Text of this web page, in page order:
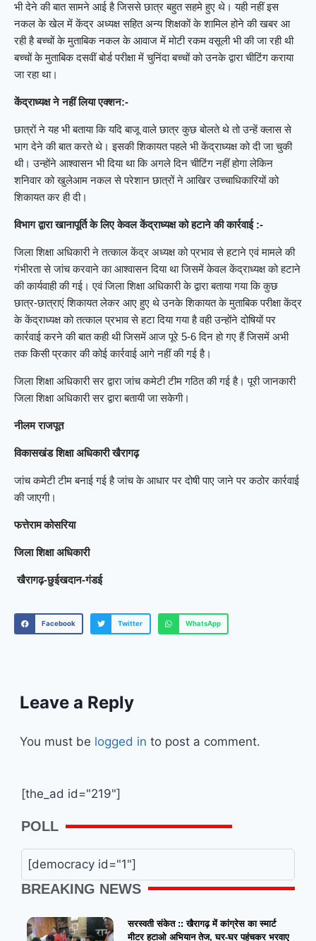
भी देने की बात सामने आई है जिससे छात्र बहुत सहमे हुए थे। यही नहीं इस
नकल के खेल में केंद्र अध्यक्ष सहित अन्य शिक्षकों के शामिल होने की खबर आ
रही है बच्चों के मुताबिक नकल के आवाज में मोटी रकम वसूली भी की जा रही थी
बच्चों के मुताबिक दसवीं बोर्ड परीक्षा में चुनिंदा बच्चों को उनके द्वारा चीटिंग कराया
जा रहा था।
केंद्राध्यक्ष ने नहीं लिया एक्शन:-
छात्रों ने यह भी बताया कि यदि बाजू वाले छात्र कुछ बोलते थे तो उन्हें क्लास से
भाग देने की बात करते थे। इसकी शिकायत पहले भी केंद्राध्यक्ष को दी जा चुकी
थी। उन्होंने आश्वासन भी दिया था कि अगले दिन चीटिंग नहीं होगा लेकिन
शनिवार को खुलेआम नकल से परेशान छात्रों ने आखिर उच्चाधिकारियों को
शिकायत कर ही दी।
विभाग द्वारा खानापूर्ति के लिए केवल केंद्राध्यक्ष को हटाने की कार्रवाई :-
जिला शिक्षा अधिकारी ने तत्काल केंद्र अध्यक्ष को प्रभाव से हटाने एवं मामले की
गंभीरता से जांच करवाने का आश्वासन दिया था जिसमें केवल केंद्राध्यक्ष को हटाने
की कार्यवाही की गई। एवं जिला शिक्षा अधिकारी के द्वारा बताया गया कि कुछ
छात्र-छात्राएं शिकायत लेकर आए हुए थे उनके शिकायत के मुताबिक परीक्षा केंद्र
के केंद्राध्यक्ष को तत्काल प्रभाव से हटा दिया गया है वही उन्होंने दोषियों पर
कार्रवाई करने की बात कही थी जिसमें आज पूरे 5-6 दिन हो गए हैं जिसमें अभी
तक किसी प्रकार की कोई कार्रवाई आगे नहीं की गई है।
जिला शिक्षा अधिकारी सर द्वारा जांच कमेटी टीम गठित की गई है। पूरी जानकारी
जिला शिक्षा अधिकारी सर द्वारा बतायी जा सकेगी।
नीलम राजपूत
विकासखंड शिक्षा अधिकारी खैरागढ़
जांच कमेटी टीम बनाई गई है जांच के आधार पर दोषी पाए जाने पर कठोर कार्रवाई
की जाएगी।
फत्तेराम कोसरिया
जिला शिक्षा अधिकारी
खैरागढ़-छुईखदान-गंडई
Facebook Twitter WhatsApp
Leave a Reply
You must be logged in to post a comment.
[the_ad id="219"]
POLL
[democracy id="1"]
BREAKING NEWS
सरस्वती संकेत :: खैरागढ़ में कांग्रेस का स्मार्ट
मीटर हटाओ अभियान तेज, घर-घर पहुंचकर भरवाए